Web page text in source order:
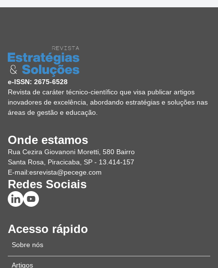
e-ISSN: 2675-6528
Revista de caráter técnico-científico que visa publicar artigos
inovadores de excelência, abordando estratégias e soluções nas
áreas de gestão e educação.
Onde estamos
Rua Cezira Giovanoni Moretti, 580 Bairro
Santa Rosa, Piracicaba, SP - 13.414-157
E-mail:esrevista@pecege.com
Redes Sociais
Acesso rápido
Sobre nós
Artigos